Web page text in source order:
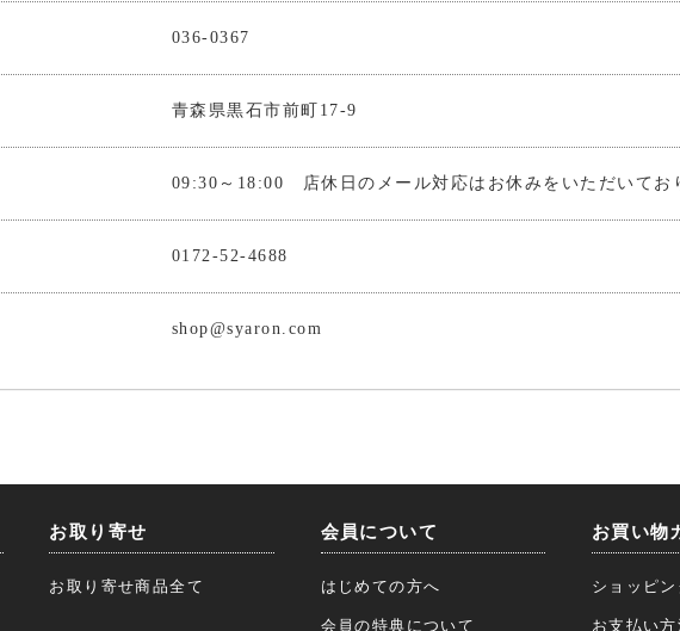
036-0367
青森県黒石市前町17-9
09:30～18:00 店休日のメール対応はお休みをいただいてお
0172-52-4688
shop@syaron.com
お取り寄せ
お取り寄せ商品全て
会員について
はじめての方へ
会員の特典について
お買い物
ショッピ
お支払い